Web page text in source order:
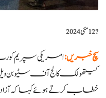
?️12 مئی 2024
سچ خبریں:امریکی سپریم
کیتھولک کالج آف سٹیوبن
خطاب کرتے ہوئے کہا کہ